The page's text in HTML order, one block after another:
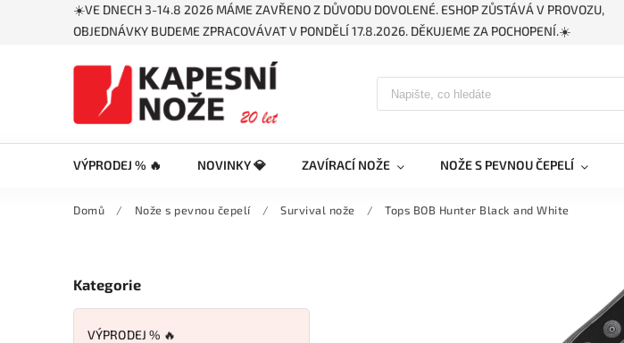
☀️VE DNECH 3-14.8 2026 MÁME ZAVŘENO Z DŮVODU DOVOLENÉ. ESHOP ZŮSTÁVÁ V PROVOZU,
OBJEDNÁVKY BUDEME ZPRACOVÁVAT V PONDĚLÍ 17.8.2026. DĚKUJEME ZA POCHOPENÍ.☀️
VÝPRODEJ % 🔥 NOVINKY 💎 ZAVÍRACÍ NOŽE NOŽE S PEVNOU ČEPELÍ
Domů / Nože s pevnou čepelí / Survival nože / Tops BOB Hunter Black and White
Kategorie
VÝPRODEJ % 🔥